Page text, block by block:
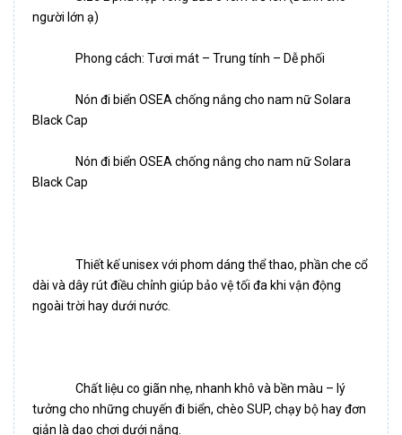
người lớn ạ)
		Phong cách: Tươi mát – Trung tính – Dễ phối
Black Cap
Black Cap
dài và dây rút điều chỉnh giúp bảo vệ tối đa khi vận động
ngoài trời hay dưới nước.
tưởng cho những chuyến đi biển, chèo SUP, chạy bộ hay đơn
giản là dạo chơi dưới nắng.